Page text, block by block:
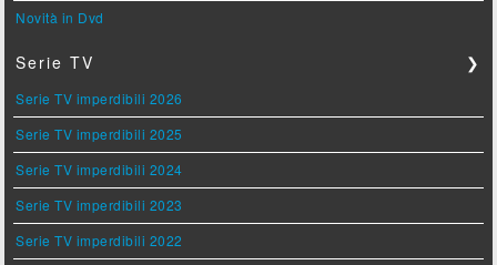
Novità in Dvd
Serie TV ❯
Serie TV imperdibili 2026
Serie TV imperdibili 2025
Serie TV imperdibili 2024
Serie TV imperdibili 2023
Serie TV imperdibili 2022